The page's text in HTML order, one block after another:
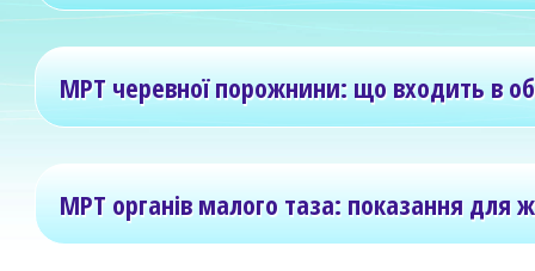
МРТ черевної порожнини: що входить в
МРТ органів малого таза: показання для